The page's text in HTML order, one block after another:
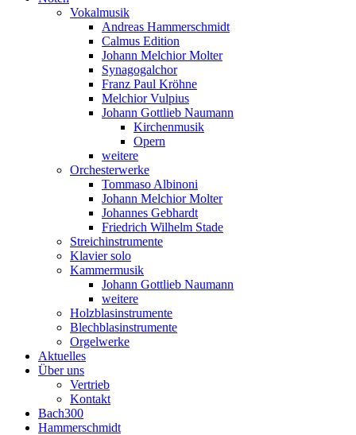
Vokalmusik
Andreas Hammerschmidt
Calmus Edition
Johann Melchior Molter
Synagogalchor
Franz Paul Kröhne
Melchior Vulpius
Johann Gottlieb Naumann
Kirchenmusik
Opern
weitere
Orchesterwerke
Tommaso Albinoni
Johann Melchior Molter
Johannes Gebhardt
Friedrich Wilhelm Stade
Streichinstrumente
Klavier solo
Kammermusik
Johann Gottlieb Naumann
weitere
Holzblasinstrumente
Blechblasinstrumente
Orgelwerke
Aktuelles
Über uns
Vertrieb
Kontakt
Bach300
Hammerschmidt